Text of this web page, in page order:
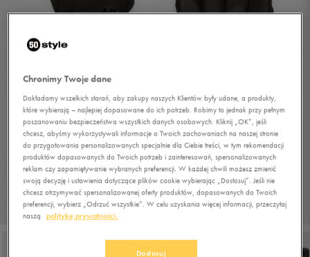
1/5
Chronimy Twoje dane
Dokładamy wszelkich starań, aby zakupy naszych Klientów były udane, a produkty,
które wybierają – najlepiej dopasowane do ich potrzeb. Robimy to jednak przy pełnym
poszanowaniu bezpieczeństwa wszystkich danych osobowych. Kliknij „OK”, jeśli
chcesz, abyśmy wykorzystywali informacje o Twoich zachowaniach na naszej stronie
do przygotowania personalizowanych specjalnie dla Ciebie treści, w tym rekomendacji
produktów dopasowanych do Twoich potrzeb i zainteresowań, spersonalizowanych
reklam czy zapamiętywanie wybranych preferencji. W każdej chwili możesz zmienić
swoją decyzję i ustawienia dotyczące plików cookie wybierając „Dostosuj”. Jeśli nie
chcesz otrzymywać spersonalizowanej oferty produktów, dopasowanych do Twoich
preferencji, wybierz „Odrzuć wszystkie”. W celu uzyskania więcej informacji, przeczytaj
naszą
politykę prywatności.
Dostosuj